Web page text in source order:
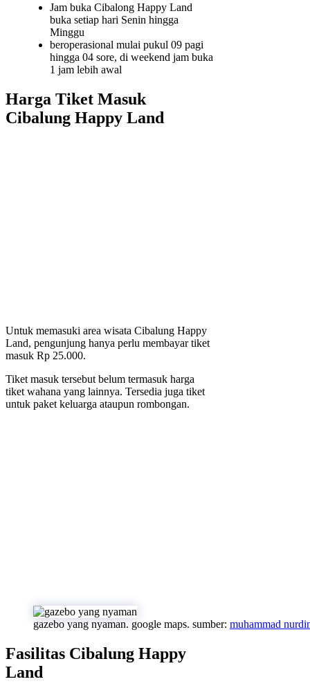
Jam buka Cibalong Happy Land
buka setiap hari Senin hingga
Minggu
beroperasional mulai pukul 09 pagi
hingga 04 sore, di weekend jam buka
1 jam lebih awal
Harga Tiket Masuk
Cibalung Happy Land
Untuk memasuki area wisata Cibalung Happy
Land, pengunjung hanya perlu membayar tiket
masuk Rp 25.000.
Tiket masuk tersebut belum termasuk harga
tiket wahana yang lainnya. Tersedia juga tiket
untuk paket keluarga ataupun rombongan.
gazebo yang nyaman. google maps. sumber: muhammad
Fasilitas Cibalung Happy
Land